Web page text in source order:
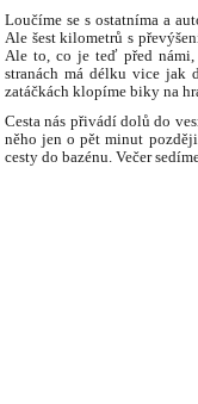
Loučíme se s ostatníma a
Ale šest kilometrů s
Ale to, co je teď před námi,
stranách má délku vice jak
zatáčkách klopíme biky na
Cesta nás přivádí dolů do
něho jen o pět minut
cesty do bazénu. Večer